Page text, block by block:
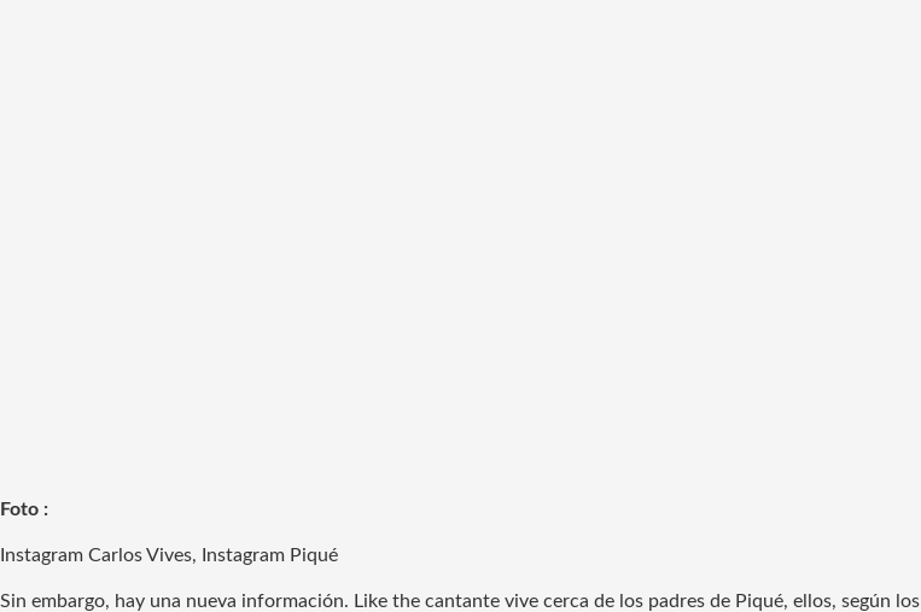
Foto :
Instagram Carlos Vives, Instagram Piqué
Sin embargo, hay una nueva información. Like the cantante vive cerca de los padres de Piqué, ellos, según los